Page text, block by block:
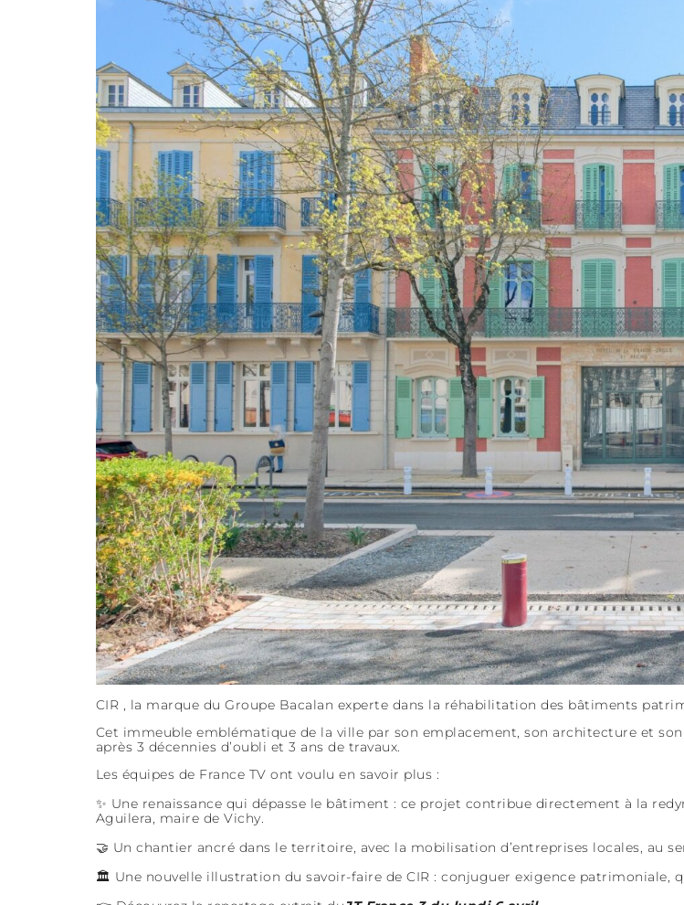
CIR , la marque du Groupe Bacalan experte dans la réhabilitation des bâtiments
Cet immeuble emblématique de la ville par son emplacement, son architecture et
après 3 décennies d’oubli et 3 ans de travaux.
Les équipes de France TV ont voulu en savoir plus :
✨ Une renaissance qui dépasse le bâtiment : ce projet contribue directement à la
Aguilera, maire de Vichy.
🤝 Un chantier ancré dans le territoire, avec la mobilisation d’entreprises locales, au
🏛️ Une nouvelle illustration du savoir-faire de CIR : conjuguer exigence patrimoniale,